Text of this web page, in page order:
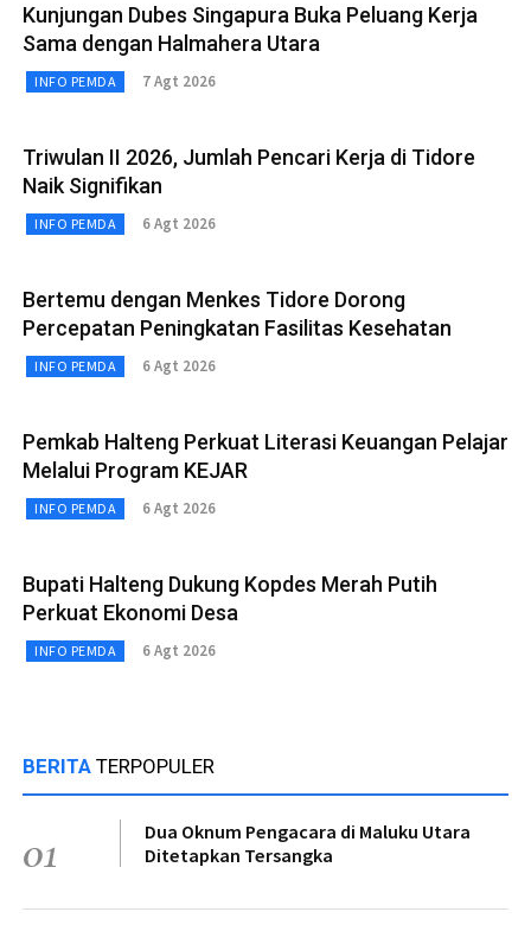
Kunjungan Dubes Singapura Buka Peluang Kerja
Sama dengan Halmahera Utara
INFO PEMDA 7 Agt 2026
Triwulan II 2026, Jumlah Pencari Kerja di Tidore
Naik Signifikan
INFO PEMDA 6 Agt 2026
Bertemu dengan Menkes Tidore Dorong
Percepatan Peningkatan Fasilitas Kesehatan
INFO PEMDA 6 Agt 2026
Pemkab Halteng Perkuat Literasi Keuangan Pelajar
Melalui Program KEJAR
INFO PEMDA 6 Agt 2026
Bupati Halteng Dukung Kopdes Merah Putih
Perkuat Ekonomi Desa
INFO PEMDA 6 Agt 2026
BERITA TERPOPULER
01
Dua Oknum Pengacara di Maluku Utara
Ditetapkan Tersangka